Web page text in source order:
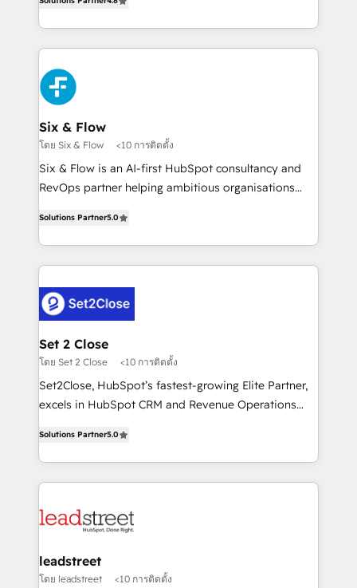
business, processes and systems 🏢 We specialise in
complex use cases 🏆 CRM Implementation,
Platform Enablement, Custom Integration and
Certified
casos de uso: cada uno resuelve un problema
concreto de tu operación en HubSpot. La entrega
toma de 1 a 3 semanas por caso, abordamos varios
en paralelo cuando tiene sentido, y siempre
confirmamos resultados antes de seguir avanzando.
Empiezas a ver resultados antes de que termine el
mes. 🏆 HubSpot Partner of the Year 2022, máximo
reconocimiento del ecosistema. Elite Solutions
Partner, el nivel más alto. +700 clientes
Hospital ABC, Hogares Unión, Yves Rocher,
MacStore, Café Britt, Bella Piel, confiaron en
respuestas para empezar. Te ayudamos a identificar
el primer caso de uso que más impacto te dará.
días.
Six & Flow
โดย Six & Flow <10 การติดตั้ง
Six & Flow is an AI-first HubSpot consultancy and
RevOps partner helping ambitious organisations
Operating across the UK, Netherlands, Ireland, and
Canada, we’ve delivered thousands of successful
HubSpot projects for mid-market and enterprise
combine HubSpot, data, and AI to design connected
go-to-market systems that align people, process,
and technology for predictable, scalable revenue
growth. Our expertise spans RevOps, CRM and data
architecture, AI enablement, and strategic marketing,
delivered through our proprietary FLAIR framework
Partner and ISO 27001:2022 certified consultancy,
we blend strategy, creativity, and technology to help
Solutions Partner5.0
Set 2 Close
โดย Set 2 Close <10 การติดตั้ง
Set2Close, HubSpot’s fastest-growing Elite Partner,
excels in HubSpot CRM and Revenue Operations
As a top HubSpot Elite Partner, we specialize in
custom HubSpot CRM solutions. Our experts design,
implement, and optimize systems to enhance user
marketing, and service teams. From setup to
management, and speed up deal closures. With 500+
projects completed, our Agile approach ensures your
Solutions Partner5.0
leadstreet
โดย leadstreet <10 การติดตั้ง